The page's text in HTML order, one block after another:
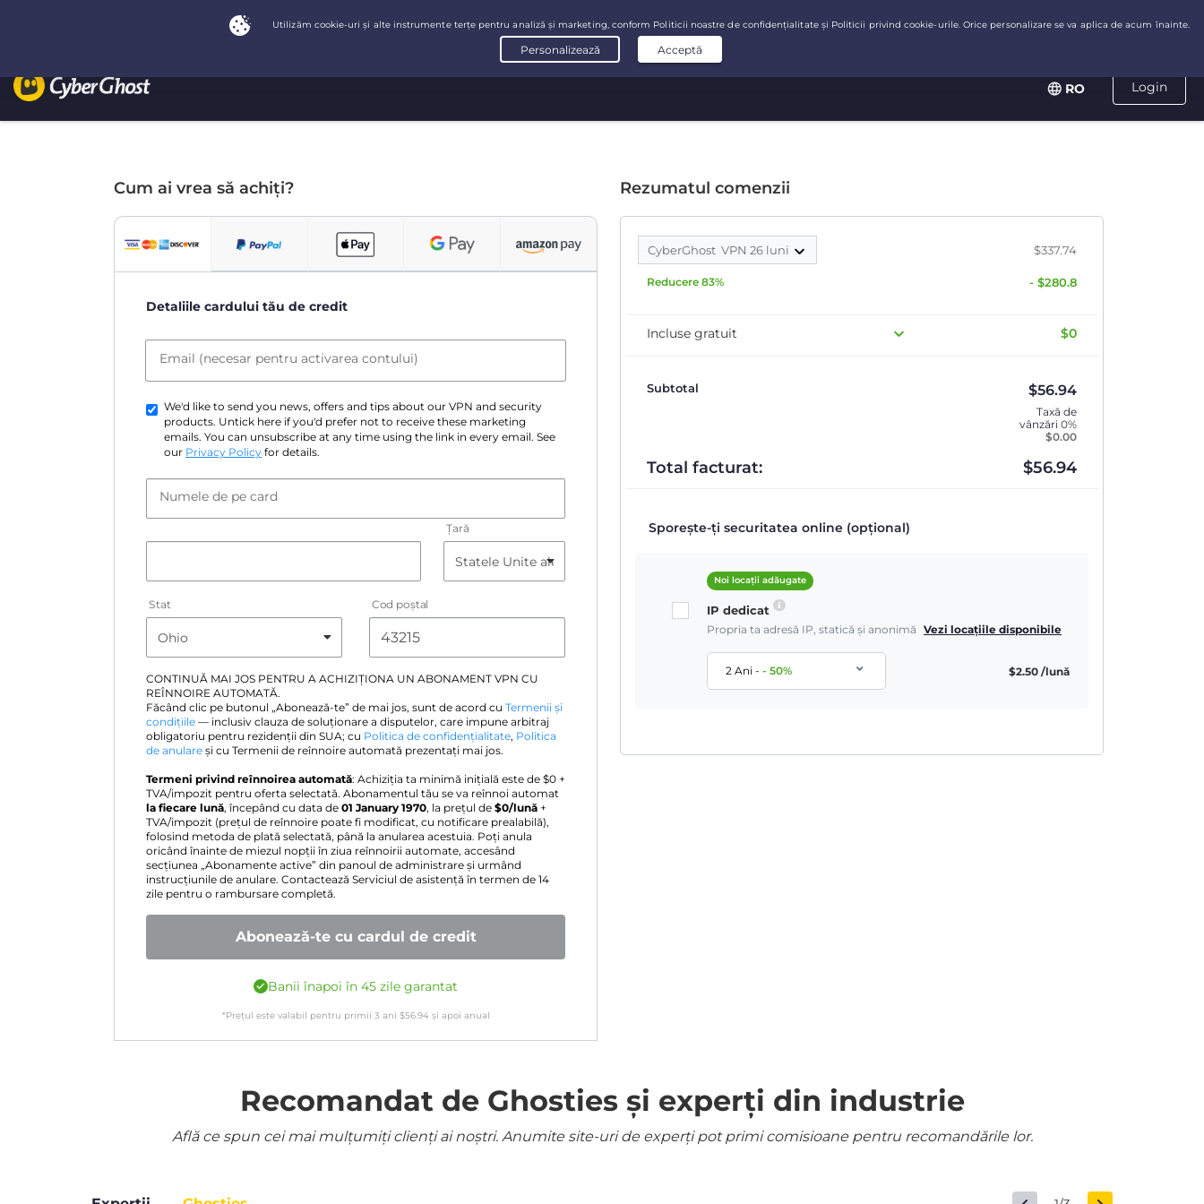
Login
RO
Cum ai vrea să achiți?
Detaliile cardului tău de credit
Email (necesar pentru activarea contului)
We'd like to send you news, offers and tips about our VPN and security
products. Untick here if you'd prefer not to receive these marketing
emails. You can unsubscribe at any time using the link in every email. See
our Privacy Policy for details.
Numele de pe card
Țară
Stat Cod poştal
CONTINUĂ MAI JOS PENTRU A ACHIZIȚIONA UN ABONAMENT VPN CU
REÎNNOIRE AUTOMATĂ.
Făcând clic pe butonul „Abonează-te” de mai jos, sunt de acord cu Termenii și
condițiile — inclusiv clauza de soluționare a disputelor, care impune arbitraj
obligatoriu pentru rezidenții din SUA; cu Politica de confidențialitate, Politica
de anulare și cu Termenii de reînnoire automată prezentați mai jos.
Termeni privind reînnoirea automată: Achiziția ta minimă inițială este de $0 +
TVA/impozit pentru oferta selectată. Abonamentul tău se va reînnoi automat
la fiecare lună, începând cu data de 01 January 1970, la prețul de $0/lună +
TVA/impozit (prețul de reînnoire poate fi modificat, cu notificare prealabilă),
folosind metoda de plată selectată, până la anularea acestuia. Poți anula
oricând înainte de miezul nopții în ziua reînnoirii automate, accesând
secțiunea „Abonamente active” din panoul de administrare și urmând
instrucțiunile de anulare. Contactează Serviciul de asistență în termen de 14
zile pentru o rambursare completă.
Abonează-te cu cardul de credit
Banii înapoi în 45 zile garantat
*Prețul este valabil pentru primii 3 ani $56.94și apoi anual
Rezumatul comenzii
CyberGhost VPN 26 luni $337.74
Reducere 83% - $280.8
Incluse gratuit $0
Subtotal $56.94
Taxă de
vânzări 0%
$0.00
Total facturat: $56.94
Sporește-ți securitatea online (opțional)
Noi locații adăugate
IP dedicat
Propria ta adresă IP, statică și anonimă Vezi locațiile disponibile
2 Ani--50% $2.50 /lună
Recomandat de Ghosties și experți din industrie
Află ce spun cei mai mulțumiți clienți ai noștri. Anumite site-uri de experți pot primi comisioane pentru recomandările lor.